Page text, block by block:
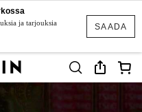
SAADA
ja tarjouksia